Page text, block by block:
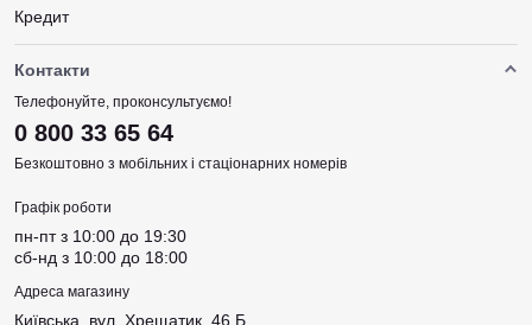
Кредит
Контакти
Телефонуйте, проконсультуємо!
0 800 33 65 64
Безкоштовно з мобільних і стаціонарних номерів
Графік роботи
пн-пт з 10:00 до 19:30
сб-нд з 10:00 до 18:00
Адреса магазину
Київська, вул. Хрещатик, 46 Б